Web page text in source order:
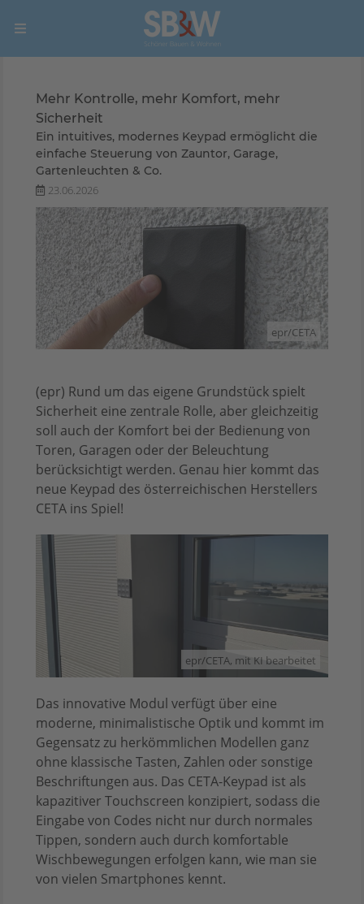
Mehr Kontrolle, mehr Komfort, mehr
Sicherheit
Ein intuitives, modernes Keypad ermöglicht die
einfache Steuerung von Zauntor, Garage,
Gartenleuchten & Co.
23.06.2026
epr/CETA
(epr) Rund um das eigene Grundstück spielt
Sicherheit eine zentrale Rolle, aber gleichzeitig
soll auch der Komfort bei der Bedienung von
Toren, Garagen oder der Beleuchtung
berücksichtigt werden. Genau hier kommt das
neue Keypad des österreichischen Herstellers
CETA ins Spiel!
epr/CETA, mit KI bearbeitet
Das innovative Modul verfügt über eine
moderne, minimalistische Optik und kommt im
Gegensatz zu herkömmlichen Modellen ganz
ohne klassische Tasten, Zahlen oder sonstige
Beschriftungen aus. Das CETA-Keypad ist als
kapazitiver Touchscreen konzipiert, sodass die
Eingabe von Codes nicht nur durch normales
Tippen, sondern auch durch komfortable
Wischbewegungen erfolgen kann, wie man sie
von vielen Smartphones kennt.